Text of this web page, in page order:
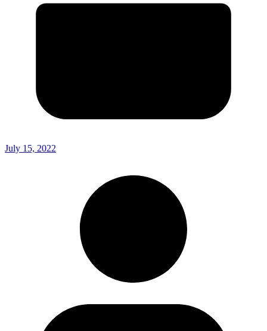
July 15, 2022